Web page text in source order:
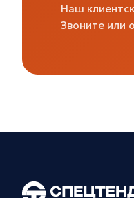
Наш
Звоните или